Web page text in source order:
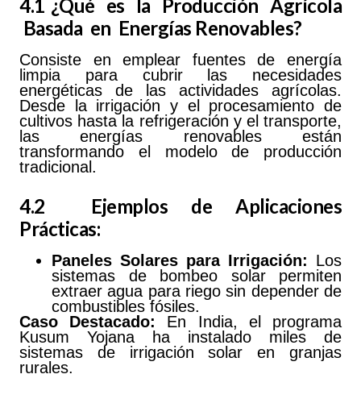
4.1 ¿Qué es la Producción Agrícola
Basada en Energías Renovables?
Consiste en emplear fuentes de energía
limpia para cubrir las necesidades
energéticas de las actividades agrícolas.
Desde la irrigación y el procesamiento de
cultivos hasta la refrigeración y el transporte,
las energías renovables están
transformando el modelo de producción
tradicional.
4.2 Ejemplos de Aplicaciones
Prácticas:
Paneles Solares para Irrigación: Los
sistemas de bombeo solar permiten
extraer agua para riego sin depender de
combustibles fósiles.
Caso Destacado: En India, el programa
Kusum Yojana ha instalado miles de
sistemas de irrigación solar en granjas
rurales.